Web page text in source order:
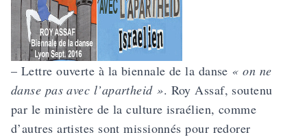
– Lettre ouverte à la biennale de la danse « on ne
danse pas avec l’apartheid ». Roy Assaf, soutenu
par le ministère de la culture israélien, comme
d’autres artistes sont missionnés pour redorer